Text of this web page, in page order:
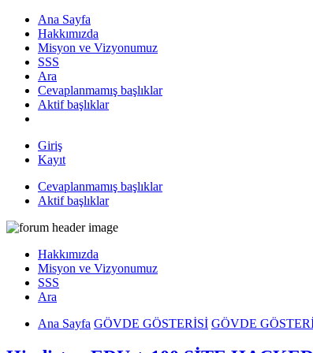
Ana Sayfa
Hakkımızda
Misyon ve Vizyonumuz
SSS
Ara
Cevaplanmamış başlıklar
Aktif başlıklar
Giriş
Kayıt
Cevaplanmamış başlıklar
Aktif başlıklar
Hakkımızda
Misyon ve Vizyonumuz
SSS
Ara
Ana Sayfa GÖVDE GÖSTERİSİ GÖVDE